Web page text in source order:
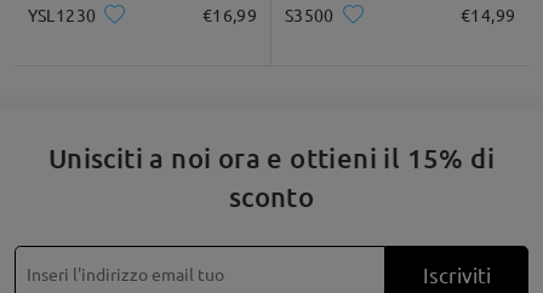
YSL1230 €16,99 S3500 €14,99
Unisciti a noi ora e ottieni il 15% di
sconto
Iscriviti